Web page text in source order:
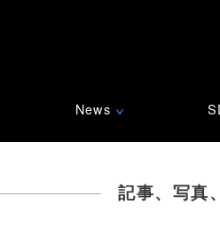
News ∨
記事、写真